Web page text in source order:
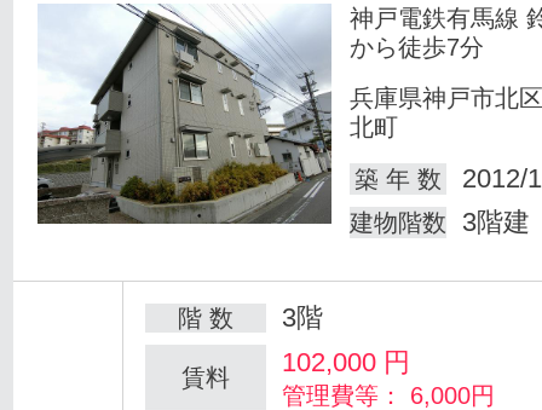
神戸電鉄有馬線
から徒歩7分
兵庫県神戸市北
北町
築 年 数
2012/
建物階数 3階建
階 数 3階
賃料 102,000 円
管理費等： 6,000円